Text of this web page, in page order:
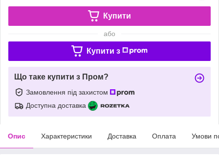
Купити
або
Купити з
Що таке купити з Пром?
Замовлення під захистом
Доступна доставка
Опис Характеристики Доставка Оплата Умови